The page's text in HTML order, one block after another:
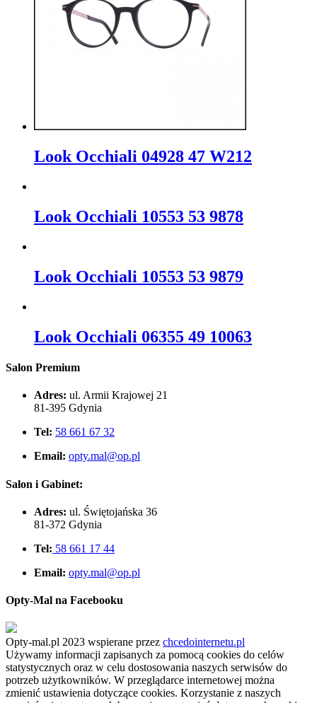
Look Occhiali 04928 47 W212
Look Occhiali 10553 53 9878
Look Occhiali 10553 53 9879
Look Occhiali 06355 49 10063
Salon Premium
Adres: ul. Armii Krajowej 21
81-395 Gdynia
Tel: 58 661 67 32
Email: opty.mal@op.pl
Salon i Gabinet:
Adres: ul. Świętojańska 36
81-372 Gdynia
Tel: 58 661 17 44
Email: opty.mal@op.pl
Opty-Mal na Facebooku
Opty-mal.pl 2023 wspierane przez chcedointernetu.pl
Używamy informacji zapisanych za pomocą cookies do celów
statystycznych oraz w celu dostosowania naszych serwisów do
potrzeb użytkowników. W przeglądarce internetowej można
zmienić ustawienia dotyczące cookies. Korzystanie z naszych